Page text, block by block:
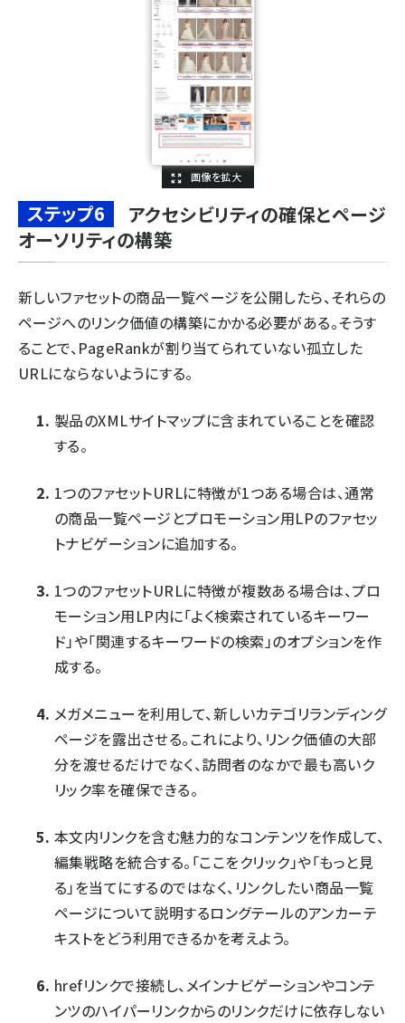
ステップ6
アクセシビリティの確保とページ
オーソリティの構築
新しいファセットの商品一覧ページを公開したら、それらの
ページへのリンク価値の構築にかかる必要がある。そうす
ることで、PageRankが割り当てられていない孤立した
URLにならないようにする。
製品のXMLサイトマップに含まれていることを確認
する。
1つのファセットURLに特徴が1つある場合は、通常
の商品一覧ページとプロモーション用LPのファセッ
トナビゲーションに追加する。
1つのファセットURLに特徴が複数ある場合は、プロ
モーション用LP内に「よく検索されているキーワー
ド」や「関連するキーワードの検索」のオプションを作
成する。
メガメニューを利用して、新しいカテゴリランディング
ページを露出させる。これにより、リンク価値の大部
分を渡せるだけでなく、訪問者のなかで最も高いク
リック率を確保できる。
本文内リンクを含む魅力的なコンテンツを作成して、
編集戦略を統合する。「ここをクリック」や「もっと見
る」を当てにするのではなく、リンクしたい商品一覧
ページについて説明するロングテールのアンカーテ
キストをどう利用できるかを考えよう。
hrefリンクで接続し、メインナビゲーションやコンテ
ンツのハイパーリンクからのリンクだけに依存しない